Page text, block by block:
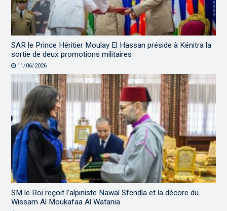
SAR le Prince Héritier Moulay El Hassan préside à Kénitra la
sortie de deux promotions militaires
11/06/2026
SM le Roi reçoit l’alpiniste Nawal Sfendla et la décore du
Wissam Al Moukafaa Al Watania